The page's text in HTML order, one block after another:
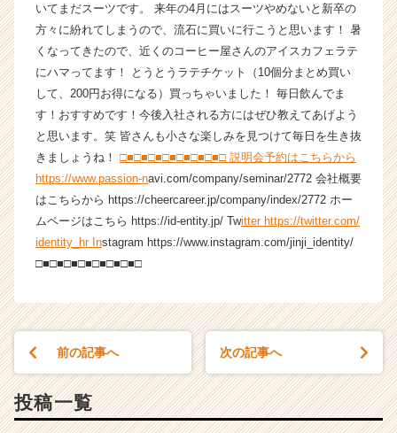
が
届
く
就
活
サ
チ
ア
キ
ャ
リ
e
いてまだスーツです。 来年の4月にはスーツやめないと新卒の
方々に紛れてしまうので、流石に買いに行こうと思います！ 暑
くなってきたので、近くのコーヒー屋さんのアイスカフェラテ
にハマってます！ とうとうラテチケット（10個分まとめ買い
して、200円お得になる）買っちゃいました！ 毎日飲んでま
す！おすすめです！今後入社される方にはぜひ教えてあげよう
と思います。笑 皆さんも小さな楽しみを見つけて毎日を生き抜
きましょうね！ □■□■□■□■□■□■□■□ 説明会予約はこちらから
https://www.passion-navi.com/company/seminar/2772 会社概要
はこちらから https://cheercareer.jp/company/index/2772 ホー
ムページはこちら https://id-entity.jp/ Twitter https://twitter.com/
identity_hr Instagram https://www.instagram.com/jinji_identity/
□■□■□■□■□■□■□■□
前の記事へ 次の記事へ
投稿一覧